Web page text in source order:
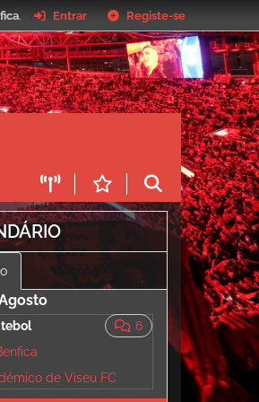
. Entrar Registe-se
6
de Viseu FC